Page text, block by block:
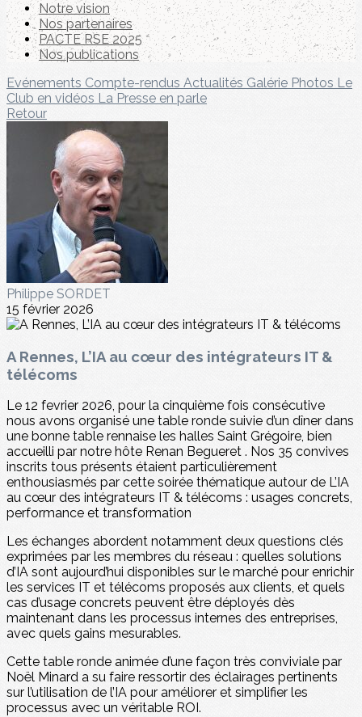
Notre vision
Nos partenaires
PACTE RSE 2025
Nos publications
Evénements Compte-rendus Actualités Galérie Photos Le
Club en vidéos La Presse en parle
Retour
Philippe SORDET
15 février 2026
A Rennes, L’IA au cœur des intégrateurs IT &
télécoms
Le 12 fevrier 2026, pour la cinquième fois consécutive
nous avons organisé une table ronde suivie d’un dîner dans
une bonne table rennaise les halles Saint Grégoire, bien
accueilli par notre hôte Renan Begueret . Nos 35 convives
inscrits tous présents étaient particulièrement
enthousiasmés par cette soirée thématique autour de L’IA
au cœur des intégrateurs IT & télécoms : usages concrets,
performance et transformation
Les échanges abordent notamment deux questions clés
exprimées par les membres du réseau : quelles solutions
d’IA sont aujourd’hui disponibles sur le marché pour enrichir
les services IT et télécoms proposés aux clients, et quels
cas d’usage concrets peuvent être déployés dès
maintenant dans les processus internes des entreprises,
avec quels gains mesurables.
Cette table ronde animée d’une façon très conviviale par
Noël Minard a su faire ressortir des éclairages pertinents
sur l’utilisation de l’IA pour améliorer et simplifier les
processus avec un véritable ROI.